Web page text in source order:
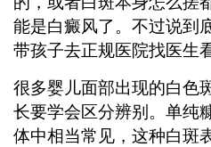
能是白癜风了。不过说到
带孩子去正规医院找医生
很多婴儿面部出现的白色
长要学会区分辨别。单纯
体中相当常见，这种白斑